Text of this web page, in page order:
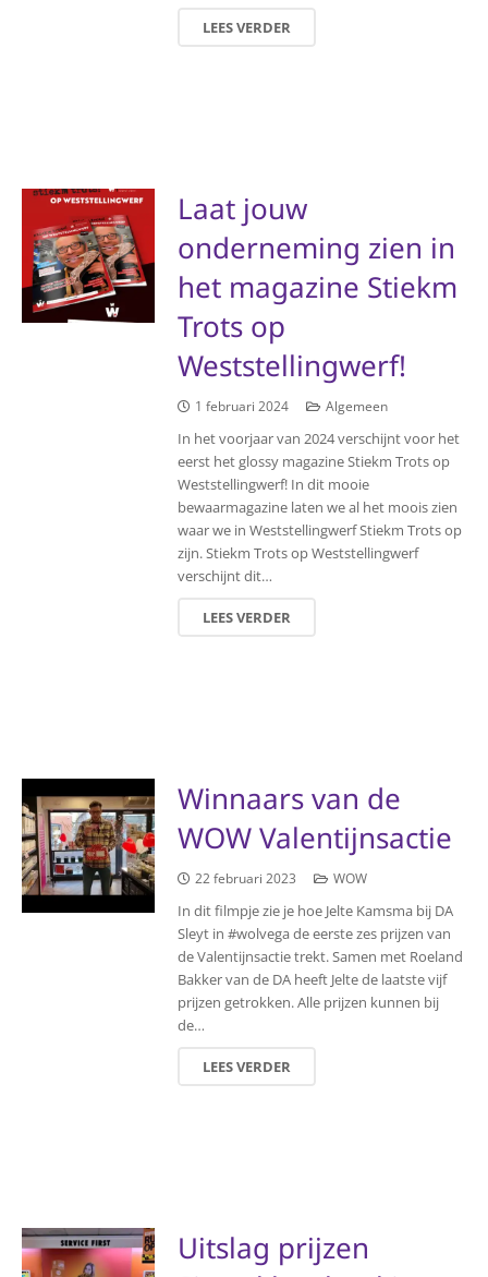
LEES VERDER
Laat jouw
onderneming zien in
het magazine Stiekm
Trots op
Weststellingwerf!
1 februari 2024 Algemeen
In het voorjaar van 2024 verschijnt voor het
eerst het glossy magazine Stiekm Trots op
Weststellingwerf! In dit mooie
bewaarmagazine laten we al het moois zien
waar we in Weststellingwerf Stiekm Trots op
zijn. Stiekm Trots op Weststellingwerf
verschijnt dit…
LEES VERDER
Winnaars van de
WOW Valentijnsactie
22 februari 2023 WOW
In dit filmpje zie je hoe Jelte Kamsma bij DA
Sleyt in #wolvega de eerste zes prijzen van
de Valentijnsactie trekt. Samen met Roeland
Bakker van de DA heeft Jelte de laatste vijf
prijzen getrokken. Alle prijzen kunnen bij
de…
LEES VERDER
Uitslag prijzen